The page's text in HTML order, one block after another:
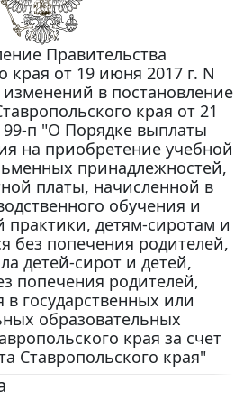
Правительства
края от 19 июня 2017 г. N
в постановление
края от 21
99-п "О Порядке выплаты
на приобретение учебной
принадлежностей,
платы, начисленной в
обучения и
практики, детям-сиротам и
без попечения родителей,
детей-сирот и детей,
попечения родителей,
государственных или
образовательных
края за счет
Ставропольского края"